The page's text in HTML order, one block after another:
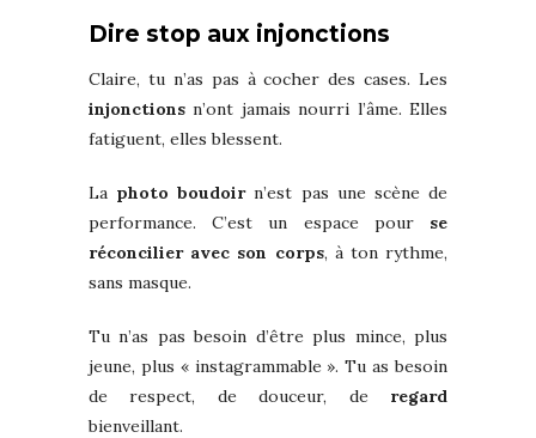
Dire stop aux injonctions
Claire, tu n’as pas à cocher des cases. Les
injonctions n’ont jamais nourri l’âme. Elles
fatiguent, elles blessent.
La photo boudoirn’est pas une scène de
performance. C’est un espace pour se
réconcilier avec son corps, à ton rythme,
sans masque.
Tu n’as pas besoin d’être plus mince, plus
jeune, plus « instagrammable ». Tu as besoin
de respect, de douceur, de regard
bienveillant.